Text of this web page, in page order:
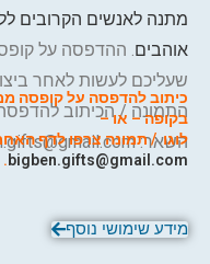
מתנה לאנשים הקרובים
אוהבים. ההדפסה על
שעליכם לעשות לאחר
התמונה / הכיתוב
השאר: bigben.gifts@gmail.com.
כיתוב להדפסה על קופסה
בקופה – או –
לוגו / תמונה צרפו לדף
bigben.gifts@gmail.com
.
מידע שימושי נוסף